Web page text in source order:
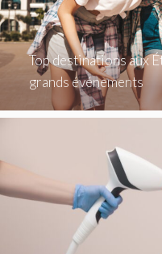
Top destinations aux
grands événements